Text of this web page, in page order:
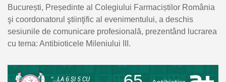
București, Președinte al Colegiului Farmaciștilor România
şi coordonatorul ştiinţific al evenimentului, a deschis
sesiunile de comunicare profesională, prezentând lucrarea
cu tema: Antibioticele Mileniului III.